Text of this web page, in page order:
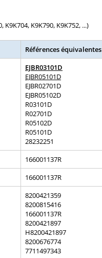
K9K790, K9K752, ...)
Références équivalentes
EJBR03101D
EJBR05101D
EJBR02701D
EJBR05102D
R03101D
R02701D
R05102D
R05101D
28232251
166001137R
166001137R
8200421359
8200815416
166001137R
8200421897
H8200421897
8200676774
7711497343